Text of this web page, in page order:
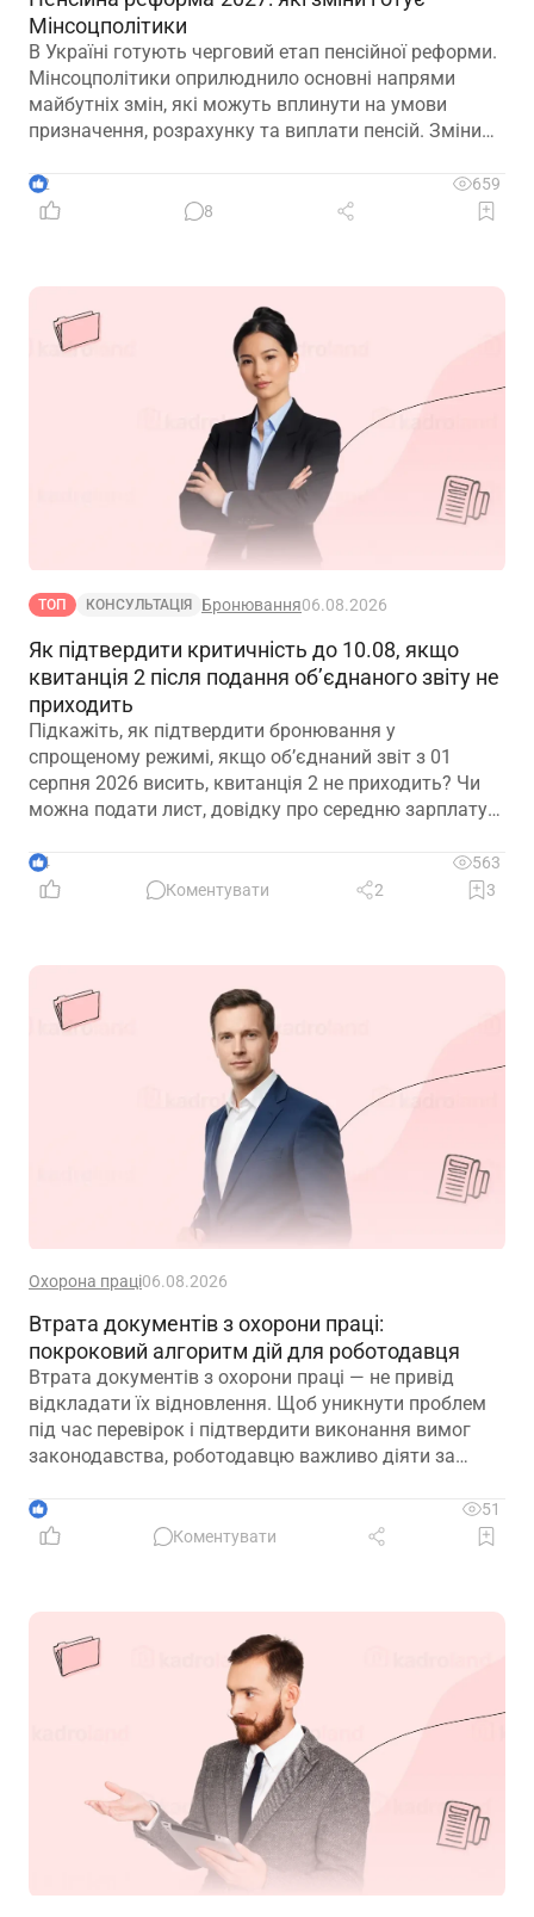
Мінсоцполітики
В Україні готують черговий етап пенсійної реформи.
Мінсоцполітики оприлюднило основні напрями
майбутніх змін, які можуть вплинути на умови
призначення, розрахунку та виплати пенсій. Зміни
2
659
8
ТОП КОНСУЛЬТАЦІЯ Бронювання06.08.2026
Як підтвердити критичність до 10.08, якщо
квитанція 2 після подання об’єднаного звіту не
приходить
Підкажіть, як підтвердити бронювання у
спрощеному режимі, якщо обʼєднаний звіт з 01
серпня 2026 висить, квитанція 2 не приходить? Чи
можна подати лист, довідку про середню зарплату
4
563
Коментувати
2 3
Охорона праці06.08.2026
Втрата документів з охорони праці:
покроковий алгоритм дій для роботодавця
Втрата документів з охорони праці — не привід
відкладати їх відновлення. Щоб уникнути проблем
під час перевірок і підтвердити виконання вимог
законодавства, роботодавцю важливо діяти за
відновити ключові документи та подбати про їх
надійне зберігання в майбутньому
1
51
Коментувати